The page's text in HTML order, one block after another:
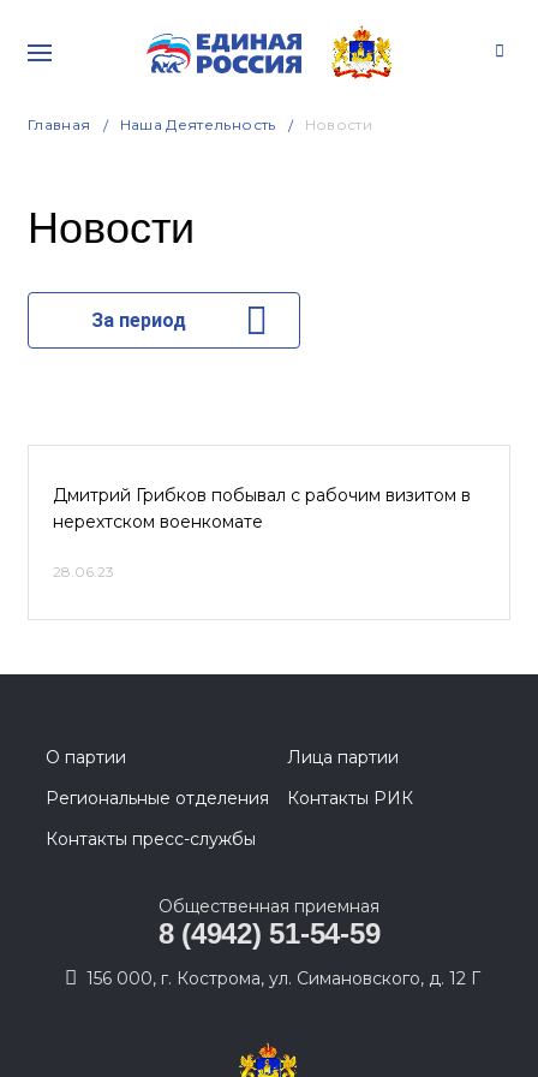
Главная Наша Деятельность Новости
Новости
За период
Дмитрий Грибков побывал с рабочим визитом в
нерехтском военкомате
28.06.23
О партии
Лица партии
Региональные отделения
Контакты РИК
Контакты пресс-службы
Общественная приемная
8 (4942) 51-54-59
156 000, г. Кострома, ул. Симановского, д. 12 Г